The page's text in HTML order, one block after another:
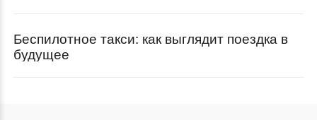
Беспилотное такси: как выглядит поездка в
будущее